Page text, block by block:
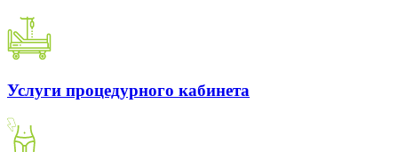
Услуги процедурного кабинета